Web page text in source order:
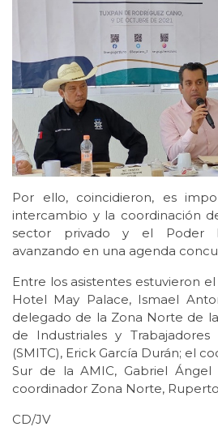
Por ello, coincidieron, es
intercambio y la coordinación
sector privado y el Poder
avanzando en una agenda
Entre los asistentes estuvieron
Hotel May Palace, Ismael
delegado de la Zona Norte de
de Industriales y
(SMITC), Erick García Durán; el
Sur de la AMIC, Gabriel Ángel
coordinador Zona Norte,
CD/JV